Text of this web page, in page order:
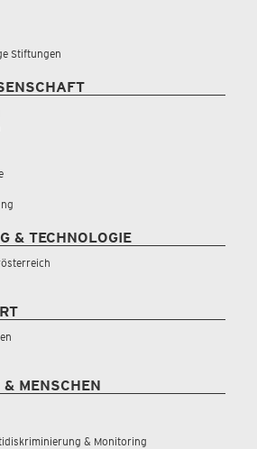
Stiftungen
& TECHNOLOGIE
MENSCHEN
& Monitoring